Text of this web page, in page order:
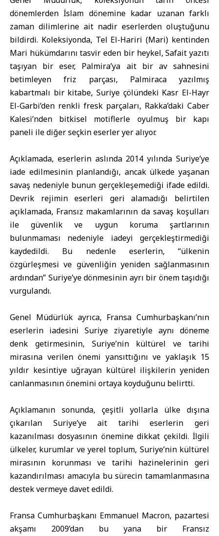
dönemlerden İslam dönemine kadar uzanan farklı
zaman dilimlerine ait nadir eserlerden oluştuğunu
bildirdi. Koleksiyonda, Tel El-Hariri (Mari) kentinden
Mari hükümdarını tasvir eden bir heykel, Safait yazıtı
taşıyan bir eser, Palmira’ya ait bir av sahnesini
betimleyen friz parçası, Palmiraca yazılmış
kabartmalı bir kitabe, Suriye çölündeki Kasr El-Hayr
El-Garbi’den renkli fresk parçaları, Rakka’daki Caber
Kalesi’nden bitkisel motiflerle oyulmuş bir kapı
paneli ile diğer seçkin eserler yer alıyor.
Açıklamada, eserlerin aslında 2014 yılında Suriye’ye
iade edilmesinin planlandığı, ancak ülkede yaşanan
savaş nedeniyle bunun gerçekleşemediği ifade edildi.
Devrik rejimin eserleri geri alamadığı belirtilen
açıklamada, Fransız makamlarının da savaş koşulları
ile güvenlik ve uygun koruma şartlarının
bulunmaması nedeniyle iadeyi gerçekleştirmediği
kaydedildi. Bu nedenle eserlerin, “ülkenin
özgürleşmesi ve güvenliğin yeniden sağlanmasının
ardından” Suriye’ye dönmesinin ayrı bir önem taşıdığı
vurgulandı.
Genel Müdürlük ayrıca, Fransa Cumhurbaşkanı’nın
eserlerin iadesini Suriye ziyaretiyle aynı döneme
denk getirmesinin, Suriye’nin kültürel ve tarihi
mirasına verilen önemi yansıttığını ve yaklaşık 15
yıldır kesintiye uğrayan kültürel ilişkilerin yeniden
canlanmasının önemini ortaya koyduğunu belirtti.
Açıklamanın sonunda, çeşitli yollarla ülke dışına
çıkarılan Suriye’ye ait tarihi eserlerin geri
kazanılması dosyasının önemine dikkat çekildi. İlgili
ülkeler, kurumlar ve yerel toplum, Suriye’nin kültürel
mirasının korunması ve tarihi hazinelerinin geri
kazandırılması amacıyla bu sürecin tamamlanmasına
destek vermeye davet edildi.
Fransa Cumhurbaşkanı Emmanuel Macron, pazartesi
akşamı 2009’dan bu yana bir Fransız